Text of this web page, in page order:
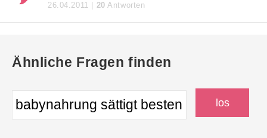
26.04.2011 | 20 Antworten
Ähnliche Fragen finden